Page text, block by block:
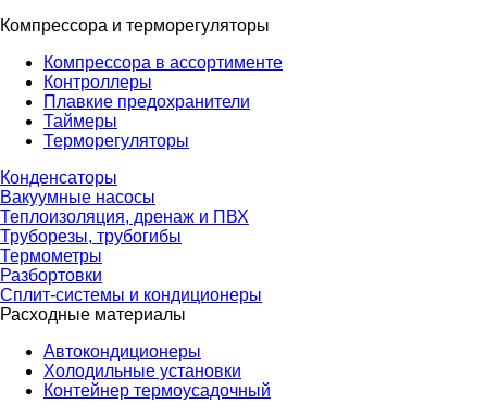
Компрессора и терморегуляторы
Компрессора в ассортименте
Контроллеры
Плавкие предохранители
Таймеры
Терморегуляторы
Конденсаторы
Вакуумные насосы
Теплоизоляция, дренаж и ПВХ
Труборезы, трубогибы
Термометры
Разбортовки
Сплит-системы и кондиционеры
Расходные материалы
Автокондиционеры
Холодильные установки
Контейнер термоусадочный